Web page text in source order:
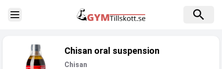
Toggle Sidebar
Chisan oral suspension
Chisan